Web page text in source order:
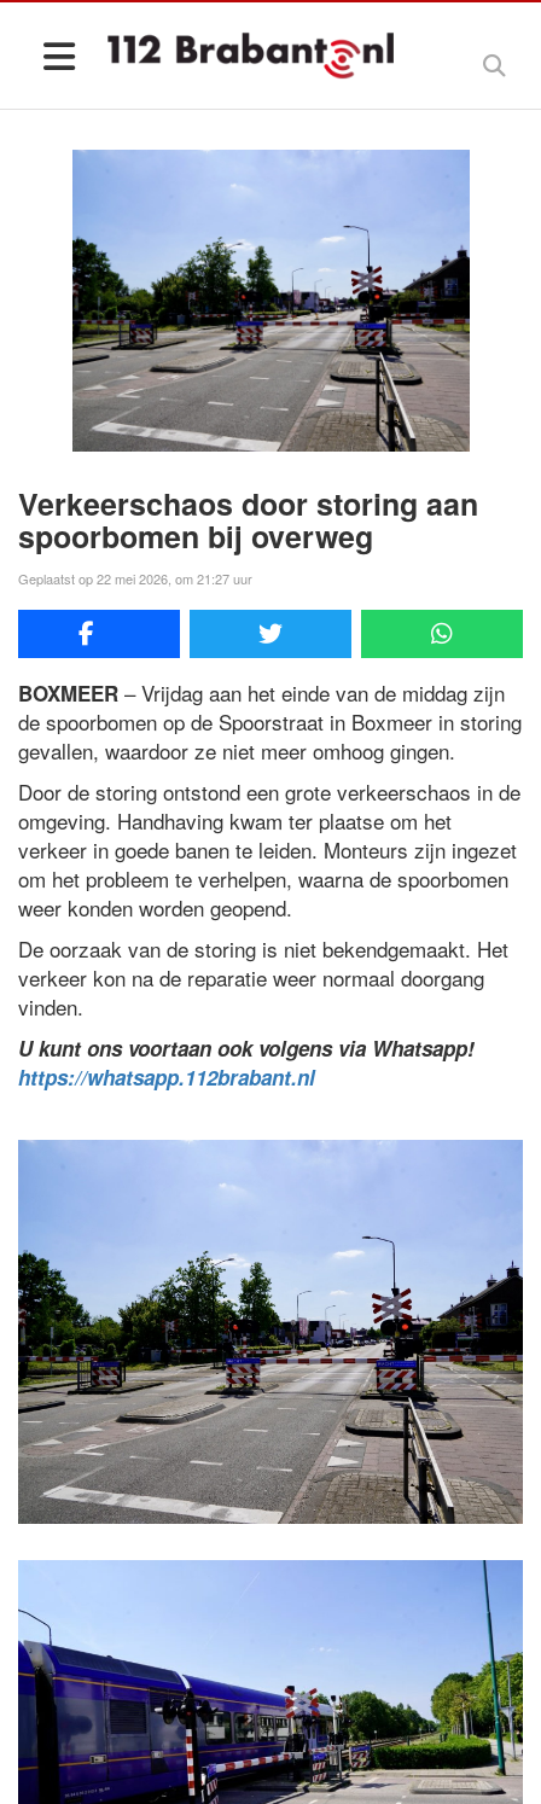
Verkeerschaos door storing aan
spoorbomen bij overweg
Geplaatst op 22 mei 2026, om 21:27 uur
BOXMEER – Vrijdag aan het einde van de middag zijn
de spoorbomen op de Spoorstraat in Boxmeer in storing
gevallen, waardoor ze niet meer omhoog gingen.
Door de storing ontstond een grote verkeerschaos in de
omgeving. Handhaving kwam ter plaatse om het
verkeer in goede banen te leiden. Monteurs zijn ingezet
om het probleem te verhelpen, waarna de spoorbomen
weer konden worden geopend.
De oorzaak van de storing is niet bekendgemaakt. Het
verkeer kon na de reparatie weer normaal doorgang
vinden.
U kunt ons voortaan ook volgens via Whatsapp!
https://whatsapp.112brabant.nl